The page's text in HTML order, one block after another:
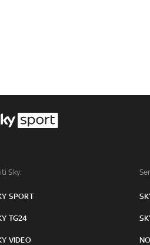
Sky:
SPORT
TG24
VIDEO